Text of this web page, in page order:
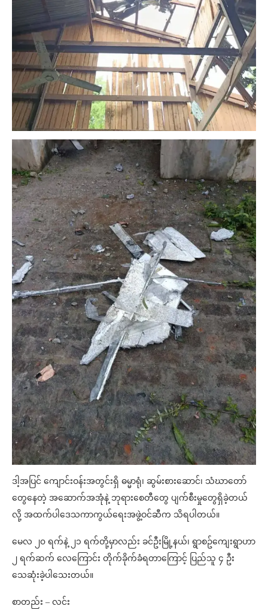
ဒါ့အပြင် ကျောင်းဝန်းအတွင်းရှိ ဓမ္မာရုံ၊ ဆွမ်းစားဆောင်၊ သံဃာတော်
တွေနေတဲ့ အဆောက်အအုံနဲ့ ဘုရားစေတီတွေ ပျက်စီးမှုတွေရှိခဲ့တယ်
လို့ အထက်ပါဒေသကာကွယ်ရေးအဖွဲ့ဝင်ဆီက သိရပါတယ်။
မေလ ၂၀ ရက်နဲ့ ၂၁ ရက်တို့မှာလည်း ခင်ဦးမြို့နယ်၊ ရွာစဥ်ကျေးရွာဟာ
၂ ရက်ဆက် လေကြောင်း တိုက်ခိုက်ခံရတာကြောင့် ပြည်သူ ၄ ဦး
သေဆုံးခဲ့ပါသေးတယ်။
စာတည်း – လင်း